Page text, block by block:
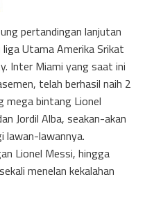
pertandingan lanjutan
Utama Amerika Srikat
Inter Miami yang saat ini
telah berhasil naih 2
mega bintang Lionel
Jordil Alba, seakan-akan
lawan-lawannya.
Lionel Messi, hingga
menelan kekalahan